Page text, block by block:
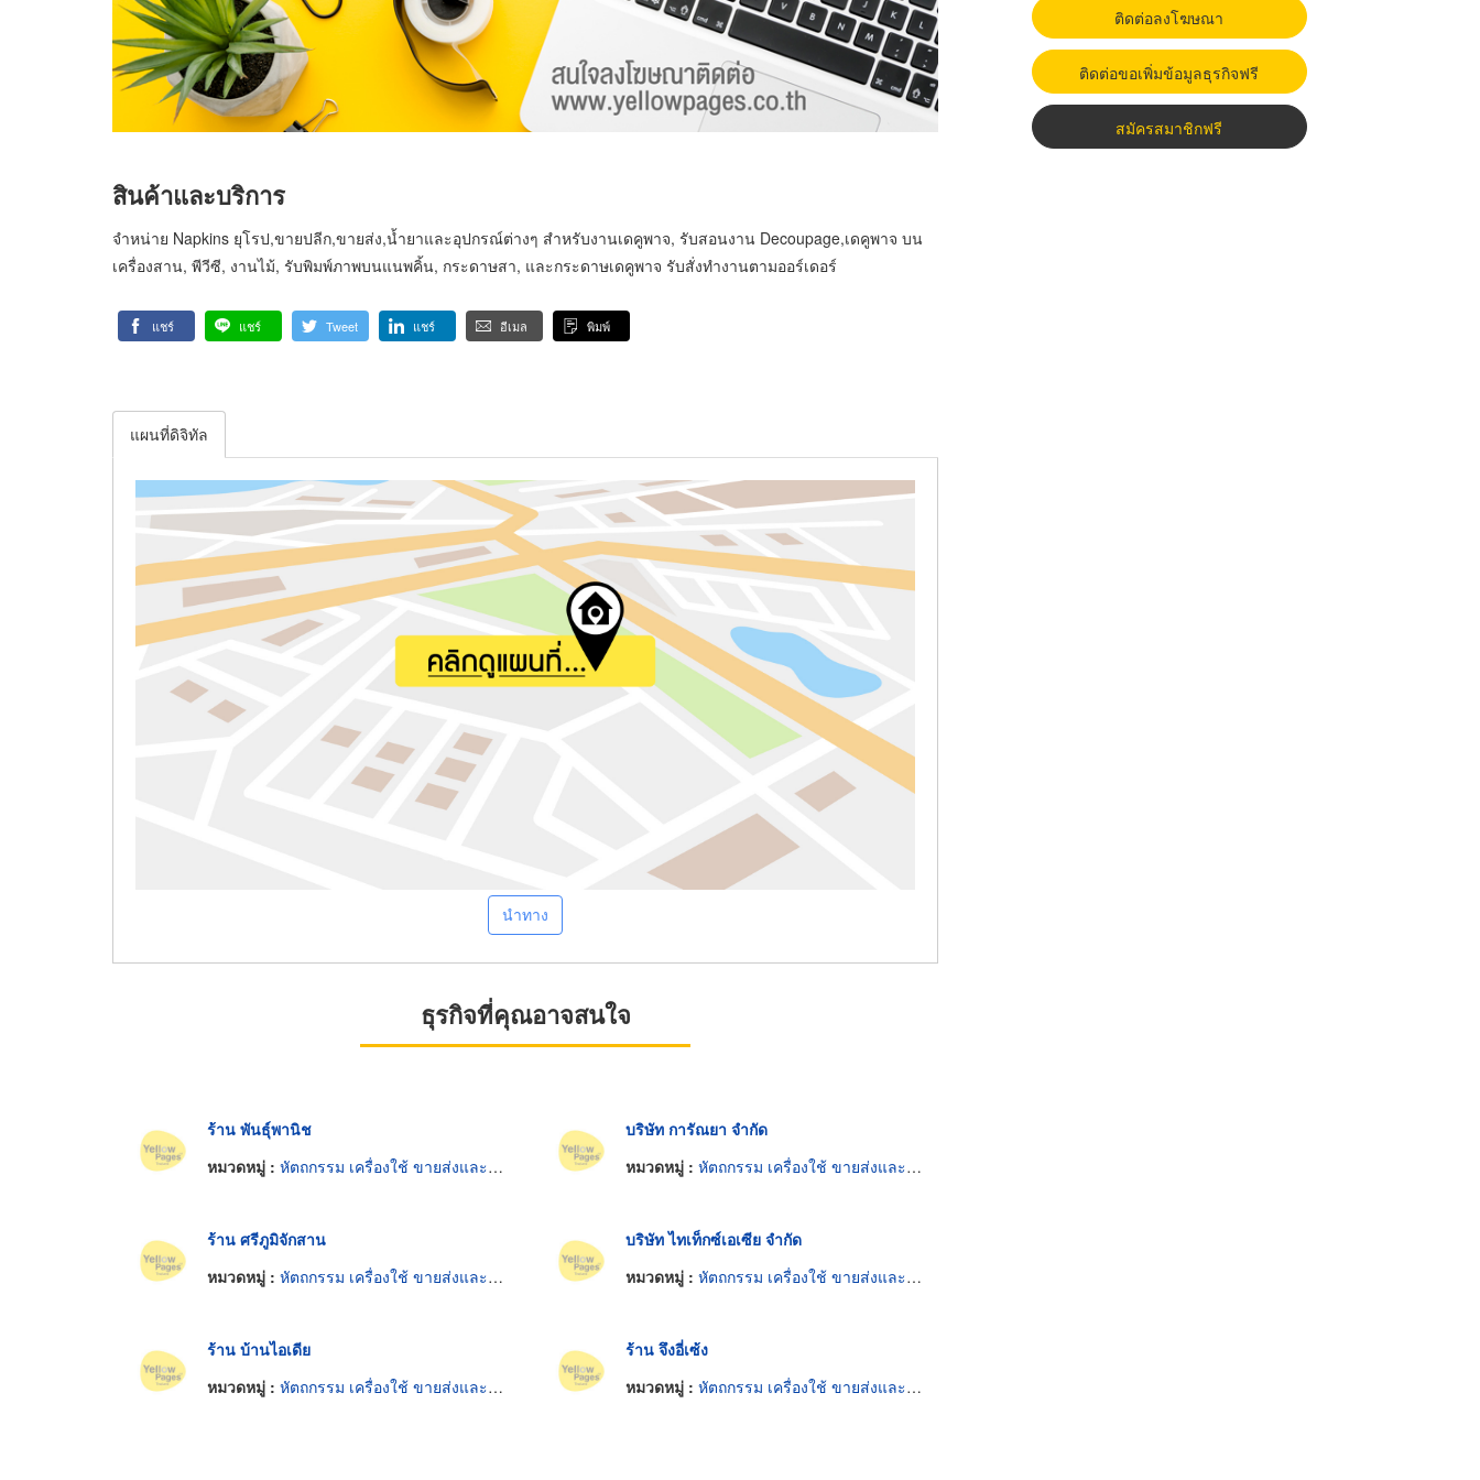
สินค้าและบริการ
จำหน่าย Napkins ยุโรป,ขายปลีก,ขายส่ง,น้ำยาและอุปกรณ์ต่างๆ สำหรับงานเดคูพาจ, รับสอนงาน Decoupage,เดคูพาจ บน
เครื่องสาน, พีวีซี, งานไม้, รับพิมพ์ภาพบนแนพคิ้น, กระดาษสา, และกระดาษเดคูพาจ รับสั่งทำงานตามออร์เดอร์
แชร์ แชร์ Tweet แชร์ อีเมล พิมพ์
แผนที่ดิจิทัล
นำทาง
ธุรกิจที่คุณอาจสนใจ
ร้าน พันธุ์พานิช
หมวดหมู่ : หัตถกรรม เครื่องใช้ ขายส่งและผู้ผลิต
บริษัท การัณยา จำกัด
หมวดหมู่ : หัตถกรรม เครื่องใช้ ขายส่งและผู้ผลิต
ร้าน ศรีภูมิจักสาน
หมวดหมู่ : หัตถกรรม เครื่องใช้ ขายส่งและผู้ผลิต
บริษัท ไทเท็กซ์เอเซีย จำกัด
หมวดหมู่ : หัตถกรรม เครื่องใช้ ขายส่งและผู้ผลิต
ร้าน บ้านไอเดีย
หมวดหมู่ : หัตถกรรม เครื่องใช้ ขายส่งและผู้ผลิต
ร้าน จึงอี่เซ้ง
หมวดหมู่ : หัตถกรรม เครื่องใช้ ขายส่งและผู้ผลิต
ติดต่อลงโฆษณา
ติดต่อขอเพิ่มข้อมูลธุรกิจฟรี
สมัครสมาชิกฟรี